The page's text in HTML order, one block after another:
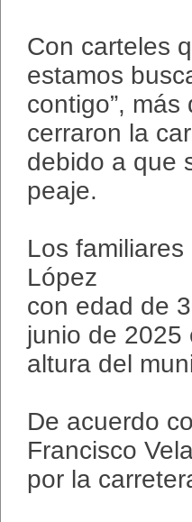
Con carteles
estamos
contigo”,
cerraron la
debido a que
peaje.
Los
López
con edad de
junio de 2025
altura del
De acuerdo
Francisco
por la